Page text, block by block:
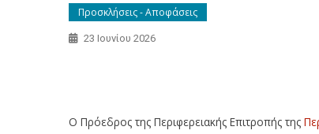
Προσκλήσεις - Αποφάσεις
23 Ιουνίου 2026
Ο Πρόεδρος της Περιφερειακής Επιτροπής της